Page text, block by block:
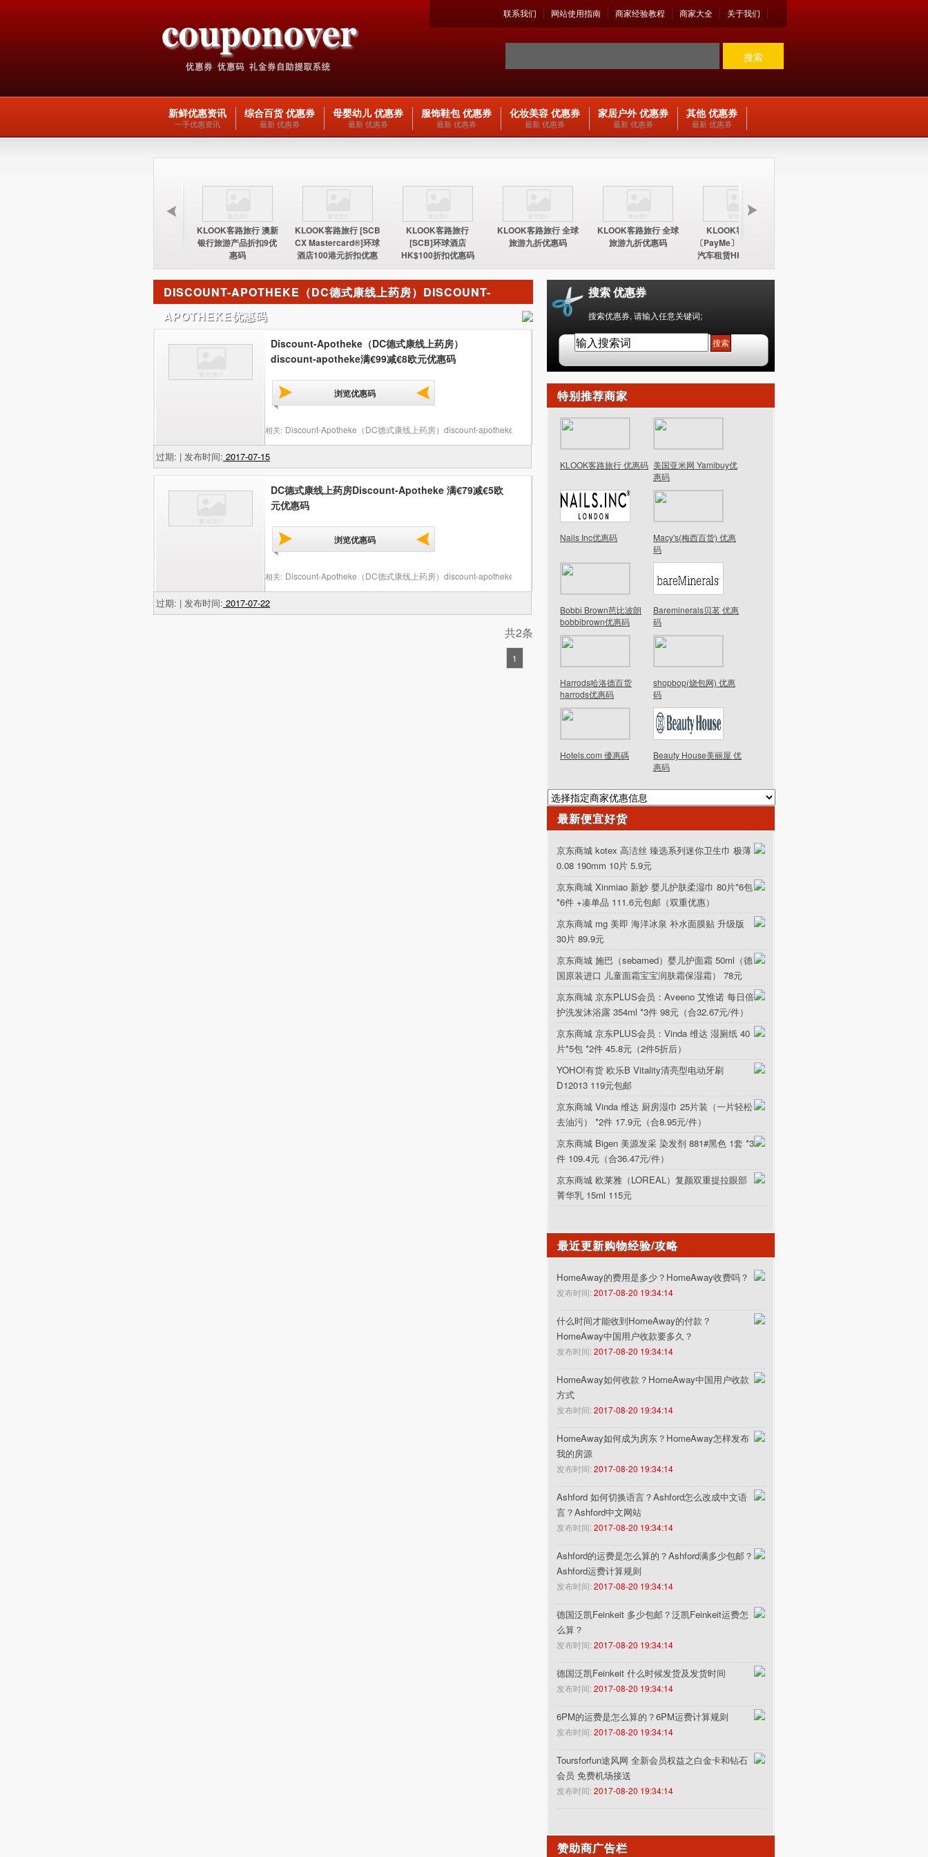
关于我们
商家大全
商家经验教程
网站使用指南
联系我们
搜索
新鲜优惠资讯
一手优惠资讯
综合百货 优惠券
最新 优惠券
母婴幼儿 优惠券
最新 优惠券
服饰鞋包 优惠券
最新 优惠券
化妆美容 优惠券
最新 优惠券
家居户外 优惠券
最新 优惠券
其他 优惠券
最新 优惠券
KLOOK客路旅行 澳新
银行旅游产品折扣9优
惠码
KLOOK客路旅行 [SCB
CX Mastercard®]环球
酒店100港元折扣优惠
码
KLOOK客路旅行
[SCB]环球酒店
HK$100折扣优惠码
KLOOK客路旅行 全球
旅游九折优惠码
KLOOK客路旅行 全球
旅游九折优惠码
KLOOK客路旅行
〔PayMe〕环球酒店及
汽车租赁HK$100折扣
优惠码
DISCOUNT-APOTHEKE（DC德式康线上药房）DISCOUNT-
APOTHEKE优惠码
Discount-Apotheke（DC德式康线上药房）
discount-apotheke满€99减€8欧元优惠码
浏览优惠码
相关: Discount-Apotheke（DC德式康线上药房）discount-apotheke优惠码
过期: | 发布时间: 2017-07-15
DC德式康线上药房Discount-Apotheke 满€79减€5欧
元优惠码
浏览优惠码
相关: Discount-Apotheke（DC德式康线上药房）discount-apotheke优惠码
过期: | 发布时间: 2017-07-22
共2条
1
搜索 优惠券
搜索优惠券, 请输入任意关键词;
特别推荐商家
KLOOK客路旅行 优惠码 美国亚米网 Yamibuy优
惠码
Nails Inc优惠码
Macy's(梅西百货) 优惠
码
Bobbi Brown芭比波朗
bobbibrown优惠码
Bareminerals贝茗 优惠
码
Harrods哈洛德百货
harrods优惠码
shopbop(烧包网) 优惠
码
Hotels.com 優惠碼
Beauty House美丽屋 优
惠码
最新便宜好货
京东商城 kotex 高洁丝 臻选系列迷你卫生巾 极薄
0.08 190mm 10片 5.9元
京东商城 Xinmiao 新妙 婴儿护肤柔湿巾 80片*6包
*6件 +凑单品 111.6元包邮（双重优惠）
京东商城 mg 美即 海洋冰泉 补水面膜贴 升级版
30片 89.9元
京东商城 施巴（sebamed）婴儿护面霜 50ml（德
国原装进口 儿童面霜宝宝润肤霜保湿霜） 78元
京东商城 京东PLUS会员：Aveeno 艾惟诺 每日倍
护洗发沐浴露 354ml *3件 98元（合32.67元/件）
京东商城 京东PLUS会员：Vinda 维达 湿厕纸 40
片*5包 *2件 45.8元（2件5折后）
YOHO!有货 欧乐B Vitality清亮型电动牙刷
D12013 119元包邮
京东商城 Vinda 维达 厨房湿巾 25片装（一片轻松
去油污） *2件 17.9元（合8.95元/件）
京东商城 Bigen 美源发采 染发剂 881#黑色 1套 *3
件 109.4元（合36.47元/件）
京东商城 欧莱雅（LOREAL）复颜双重提拉眼部
菁华乳 15ml 115元
最近更新购物经验/攻略
HomeAway的费用是多少？HomeAway收费吗？
发布时间: 2017-08-20 19:34:14
什么时间才能收到HomeAway的付款？
HomeAway中国用户收款要多久？
发布时间: 2017-08-20 19:34:14
HomeAway如何收款？HomeAway中国用户收款
方式
发布时间: 2017-08-20 19:34:14
HomeAway如何成为房东？HomeAway怎样发布
我的房源
发布时间: 2017-08-20 19:34:14
Ashford 如何切换语言？Ashford怎么改成中文语
言？Ashford中文网站
发布时间: 2017-08-20 19:34:14
Ashford的运费是怎么算的？Ashford满多少包邮？
Ashford运费计算规则
发布时间: 2017-08-20 19:34:14
德国泛凯Feinkeit 多少包邮？泛凯Feinkeit运费怎
么算？
发布时间: 2017-08-20 19:34:14
德国泛凯Feinkeit 什么时候发货及发货时间
发布时间: 2017-08-20 19:34:14
6PM的运费是怎么算的？6PM运费计算规则
发布时间: 2017-08-20 19:34:14
Toursforfun途风网 全新会员权益之白金卡和钻石
会员 免费机场接送
发布时间: 2017-08-20 19:34:14
赞助商广告栏